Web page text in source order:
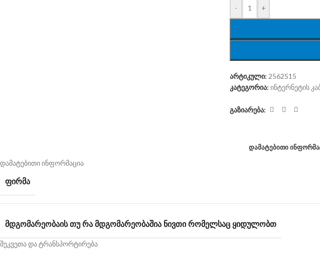
- +
არტიკული: 2562515
კატეგორია: ინტერნეტის
გაზიარება:
ᲓᲐᲛᲐᲢᲔᲑᲘᲗᲘ
დამატებითი ინფორმაცია
ᲤᲘᲠᲛᲐ
ᲛᲓᲒᲝᲛᲐᲠᲔᲝᲑᲐᲘᲡ ᲗᲣ ᲠᲐ ᲛᲓᲒᲝᲛᲐᲠᲔᲝᲑᲐᲨᲘᲐ ᲜᲘᲕᲗᲘ ᲠᲝᲛᲔᲚᲡᲐᲪ ᲧᲘᲓᲣᲚᲝᲑᲗ
შეკვეთა და ტრანსპორტირება